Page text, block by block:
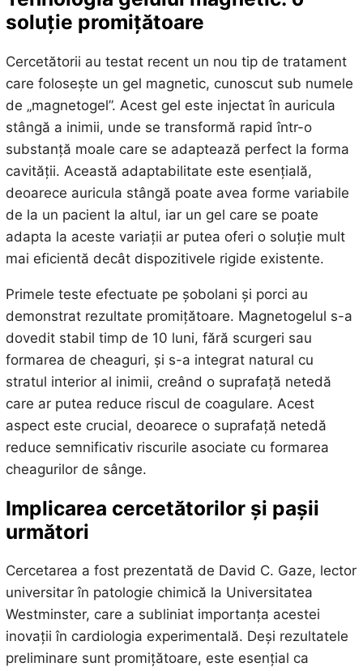
soluție promițătoare
Cercetătorii au testat recent un nou tip de tratament
care folosește un gel magnetic, cunoscut sub numele
de „magnetogel”. Acest gel este injectat în auricula
stângă a inimii, unde se transformă rapid într-o
substanță moale care se adaptează perfect la forma
cavității. Această adaptabilitate este esențială,
deoarece auricula stângă poate avea forme variabile
de la un pacient la altul, iar un gel care se poate
adapta la aceste variații ar putea oferi o soluție mult
mai eficientă decât dispozitivele rigide existente.
Primele teste efectuate pe șobolani și porci au
demonstrat rezultate promițătoare. Magnetogelul s-a
dovedit stabil timp de 10 luni, fără scurgeri sau
formarea de cheaguri, și s-a integrat natural cu
stratul interior al inimii, creând o suprafață netedă
care ar putea reduce riscul de coagulare. Acest
aspect este crucial, deoarece o suprafață netedă
reduce semnificativ riscurile asociate cu formarea
cheagurilor de sânge.
Implicarea cercetătorilor și pașii
următori
Cercetarea a fost prezentată de David C. Gaze, lector
universitar în patologie chimică la Universitatea
Westminster, care a subliniat importanța acestei
inovații în cardiologia experimentală. Deși rezultatele
preliminare sunt promițătoare, este esențial ca